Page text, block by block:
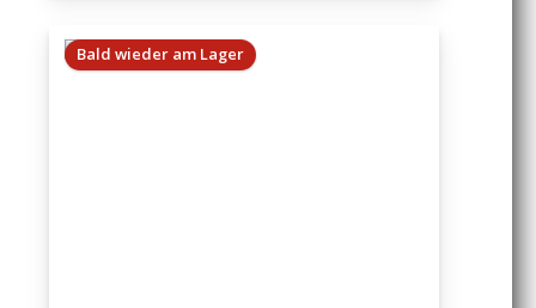
Bald wieder am Lager